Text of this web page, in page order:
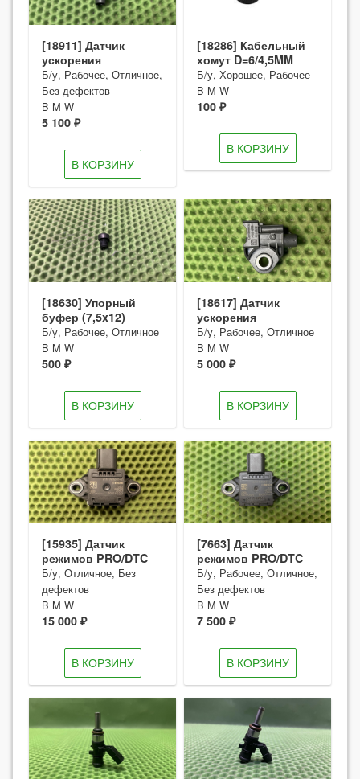
[18911] Датчик
ускорения
Б/у, Рабочее, Отличное,
Без дефектов
B M W
5 100 ₽
В КОРЗИНУ
[18286] Кабельный
хомут D=6/4,5MM
Б/у, Хорошее, Рабочее
B M W
100 ₽
В КОРЗИНУ
[18630] Упорный
буфер (7,5x12)
Б/у, Рабочее, Отличное
B M W
500 ₽
В КОРЗИНУ
[18617] Датчик
ускорения
Б/у, Рабочее, Отличное
B M W
5 000 ₽
В КОРЗИНУ
[15935] Датчик
режимов PRO/DTC
Б/у, Отличное, Без
дефектов
B M W
15 000 ₽
В КОРЗИНУ
[7663] Датчик
режимов PRO/DTC
Б/у, Рабочее, Отличное,
Без дефектов
B M W
7 500 ₽
В КОРЗИНУ